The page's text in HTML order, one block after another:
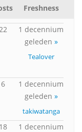
Freshness
1 decennium
geleden »
Tealover
6
1 decennium
geleden »
takiwatanga
18
1 decennium